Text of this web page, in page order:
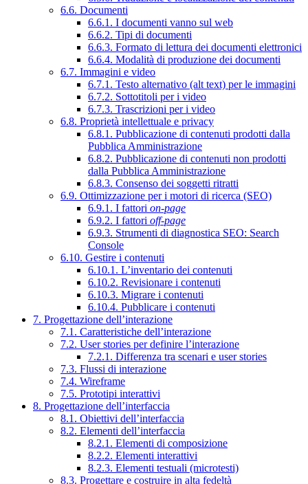
6.6. Documenti
6.6.1. I documenti vanno sul web
6.6.2. Tipi di documenti
6.6.3. Formato di lettura dei documenti elettronici
6.6.4. Modalità di produzione dei documenti
6.7. Immagini e video
6.7.1. Testo alternativo (alt text) per le immagini
6.7.2. Sottotitoli per i video
6.7.3. Trascrizioni per i video
6.8. Proprietà intellettuale e privacy
6.8.1. Pubblicazione di contenuti prodotti dalla
Pubblica Amministrazione
6.8.2. Pubblicazione di contenuti non prodotti
dalla Pubblica Amministrazione
6.8.3. Consenso dei soggetti ritratti
6.9. Ottimizzazione per i motori di ricerca (SEO)
6.9.1. I fattori on-page
6.9.2. I fattori off-page
6.9.3. Strumenti di diagnostica SEO: Search
Console
6.10. Gestire i contenuti
6.10.1. L’inventario dei contenuti
6.10.2. Revisionare i contenuti
6.10.3. Migrare i contenuti
6.10.4. Pubblicare i contenuti
7. Progettazione dell’interazione
7.1. Caratteristiche dell’interazione
7.2. User stories per definire l’interazione
7.2.1. Differenza tra scenari e user stories
7.3. Flussi di interazione
7.4. Wireframe
7.5. Prototipi interattivi
8. Progettazione dell’interfaccia
8.1. Obiettivi dell’interfaccia
8.2. Elementi dell’interfaccia
8.2.1. Elementi di composizione
8.2.2. Elementi interattivi
8.2.3. Elementi testuali (microtesti)
8.3. Progettare e costruire in alta fedeltà